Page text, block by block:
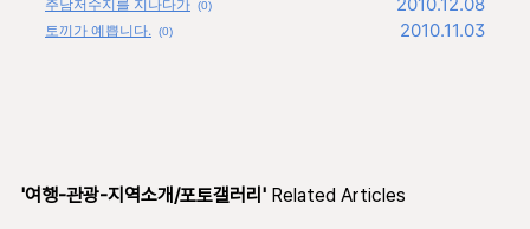
주남저수지를 지나다가 (0)
토끼가 예쁩니다. (0) 2010.11.03
'여행-관광-지역소개/포토갤러리' Related Articles